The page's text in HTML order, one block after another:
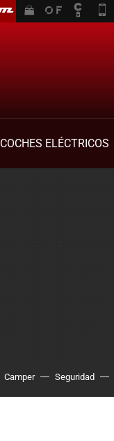
COCHES ELÉCTRICOS
Camper Seguridad